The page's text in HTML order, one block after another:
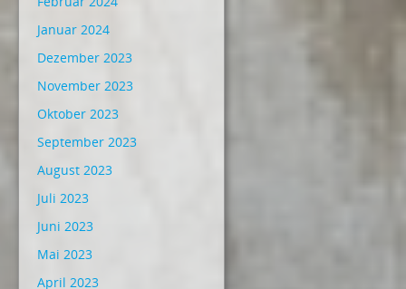
Januar 2024
Dezember 2023
November 2023
Oktober 2023
September 2023
August 2023
Juli 2023
Juni 2023
Mai 2023
April 2023